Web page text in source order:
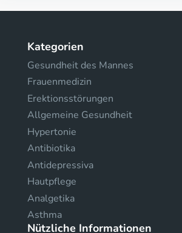
Kategorien
Gesundheit des Mannes
Frauenmedizin
Erektionsstörungen
Allgemeine Gesundheit
Hypertonie
Antibiotika
Antidepressiva
Hautpflege
Analgetika
Asthma
Nützliche Informationen